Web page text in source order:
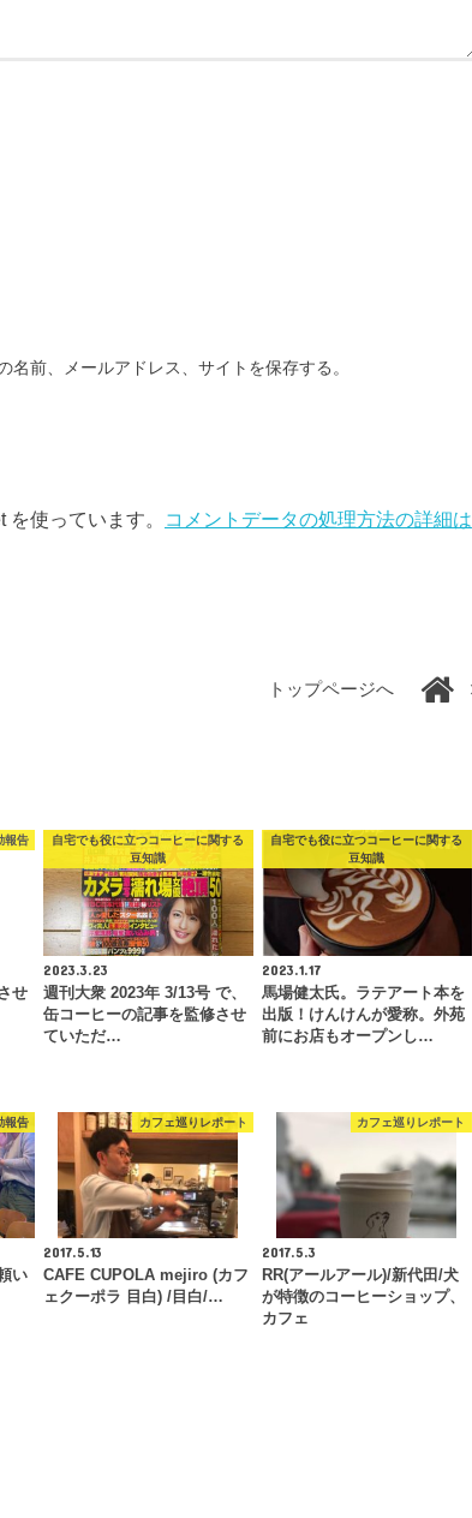
前、メールアドレス、サイトを保存する。
使っています。
コメントデータの処理方法の詳細は
トップページへ
報告
せ
自宅でも役に立つコーヒーに関する
豆知識
2023.3.23
週刊大衆 2023年 3/13号 で、
缶コーヒーの記事を監修させ
ていただ…
自宅でも役に立つコーヒーに関する
豆知識
2023.1.17
馬場健太氏。ラテアート本を
出版！けんけんが愛称。外苑
前にお店もオープンし…
報告
い
カフェ巡りレポート
2017.5.13
CAFE CUPOLA mejiro (カフ
ェクーポラ 目白) /目白/…
カフェ巡りレポート
2017.5.3
RR(アールアール)/新代田/犬
が特徴のコーヒーショップ、
カフェ